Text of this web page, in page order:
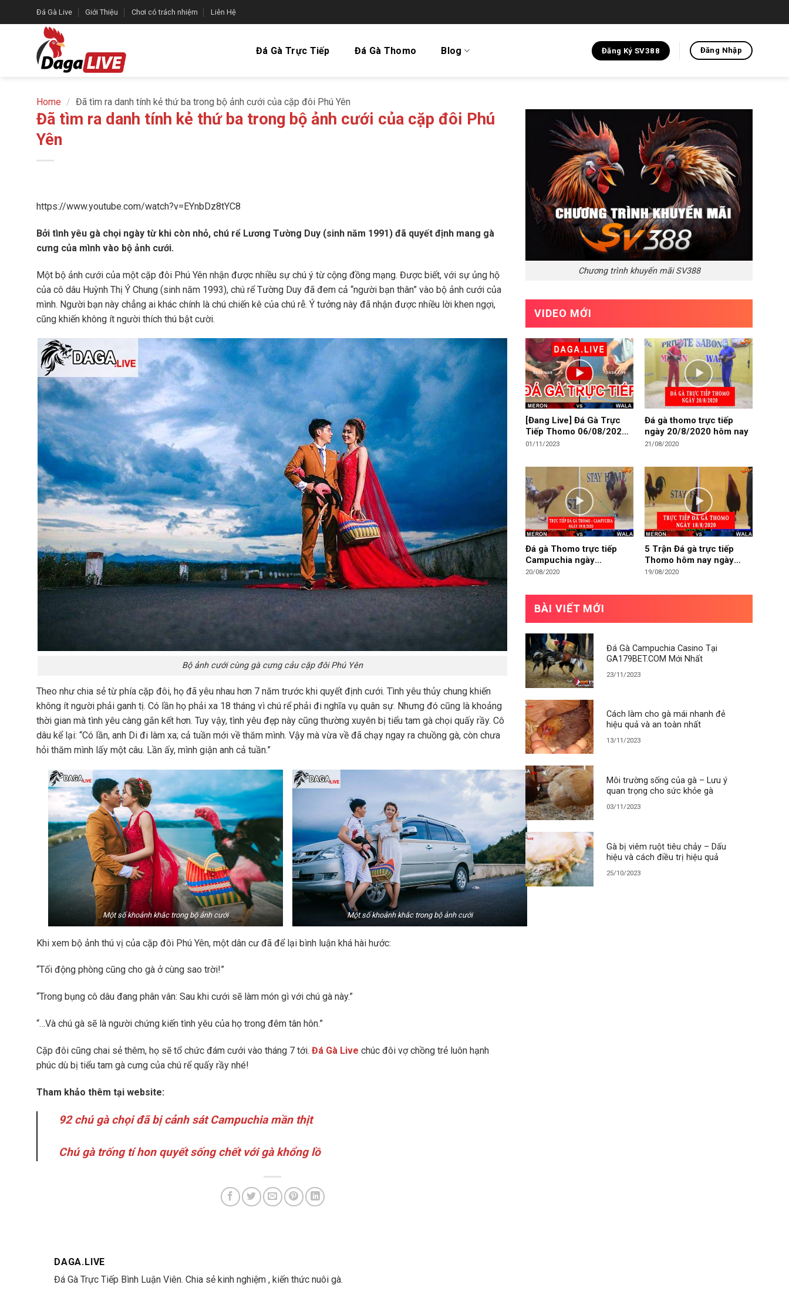
to
Đá Gà Live Giới Thiệu Chơi có trách nhiệm Liên Hệ
Đá Gà Trực Tiếp Đá Gà Thomo Blog Đăng Ký SV388 Đăng Nhập
Home / Đã tìm ra danh tính kẻ thứ ba trong bộ ảnh cưới của cặp đôi Phú Yên
Đã tìm ra danh tính kẻ thứ ba trong bộ ảnh cưới của cặp đôi Phú
Yên
https://www.youtube.com/watch?v=EYnbDz8tYC8
Bởi tình yêu gà chọi ngày từ khi còn nhỏ, chú rể Lương Tường Duy (sinh năm 1991) đã quyết định mang gà
cưng của mình vào bộ ảnh cưới.
Một bộ ảnh cưới của một cặp đôi Phú Yên nhận được nhiều sự chú ý từ cộng đồng mạng. Được biết, với sự ủng hộ
của cô dâu Huỳnh Thị Ý Chung (sinh năm 1993), chú rể Tường Duy đã đem cả “người bạn thân” vào bộ ảnh cưới của
mình. Người bạn này chẳng ai khác chính là chú chiến kê của chú rễ. Ý tưởng này đã nhận được nhiều lời khen ngợi,
cũng khiến không ít người thích thú bật cười.
Bộ ảnh cưới cùng gà cưng cảu cặp đôi Phú Yên
Theo như chia sẻ từ phía cặp đôi, họ đã yêu nhau hơn 7 năm trước khi quyết định cưới. Tình yêu thủy chung khiến
không ít người phải ganh tị. Có lần họ phải xa 18 tháng vì chú rể phải đi nghĩa vụ quân sự. Nhưng đó cũng là khoảng
thời gian mà tình yêu càng gắn kết hơn. Tuy vậy, tình yêu đẹp này cũng thường xuyên bị tiểu tam gà chọi quấy rầy. Cô
dâu kể lại: “Có lần, anh Di đi làm xa; cả tuần mới về thăm mình. Vậy mà vừa về đã chạy ngay ra chuồng gà, còn chưa
hỏi thăm mình lấy một câu. Lần ấy, mình giận anh cả tuần.”
Một số khoảnh khắc trong bộ ảnh cưới Một số khoảnh khắc trong bộ ảnh cưới
Khi xem bộ ảnh thú vị của cặp đôi Phú Yên, một dân cư đã để lại bình luận khá hài hước:
“Tối động phòng cũng cho gà ở cùng sao trời!”
“Trong bụng cô dâu đang phân vân: Sau khi cưới sẽ làm món gì với chú gà này.”
“…Và chú gà sẽ là người chứng kiến tình yêu của họ trong đêm tân hôn.”
Cặp đôi cũng chai sẻ thêm, họ sẽ tổ chức đám cưới vào tháng 7 tới. Đá Gà Live chúc đôi vợ chồng trẻ luôn hạnh
phúc dù bị tiểu tam gà cưng của chú rể quấy rầy nhé!
Tham khảo thêm tại website:
92 chú gà chọi đã bị cảnh sát Campuchia mần thịt
Chú gà trống tí hon quyết sống chết với gà khổng lồ
DAGA.LIVE
Đá Gà Trực Tiếp Bình Luận Viên. Chia sẻ kinh nghiệm , kiến thức nuôi gà.
Chương trình khuyến mãi SV388
VIDEO MỚI
[Đang Live] Đá Gà Trực
Tiếp Thomo 06/08/2026
Hôm Nay
01/11/2023
Đá gà thomo trực tiếp
ngày 20/8/2020 hôm nay
21/08/2020
Đá gà Thomo trực tiếp
Campuchia ngày
19/8/2020
20/08/2020
5 Trận Đá gà trực tiếp
Thomo hôm nay ngày
18/8/2020
19/08/2020
BÀI VIẾT MỚI
Đá Gà Campuchia Casino Tại
GA179BET.COM Mới Nhất
23/11/2023
Cách làm cho gà mái nhanh đẻ
hiệu quả và an toàn nhất
13/11/2023
Môi trường sống của gà – Lưu ý
quan trọng cho sức khỏe gà
03/11/2023
Gà bị viêm ruột tiêu chảy – Dấu
hiệu và cách điều trị hiệu quả
25/10/2023